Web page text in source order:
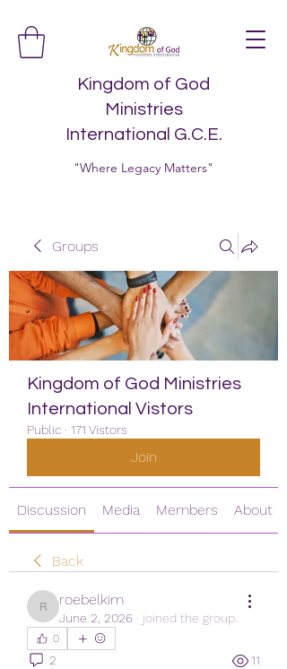
Kingdom of God
Ministries
International G.C.E.
"Where Legacy Matters"
Groups
Kingdom of God Ministries
International Vistors
Public · 171 Vistors
Join
Discussion Media Members About
Back
roebelkim
roebelkim
June 2, 2026 · joined the group.
0
2 11